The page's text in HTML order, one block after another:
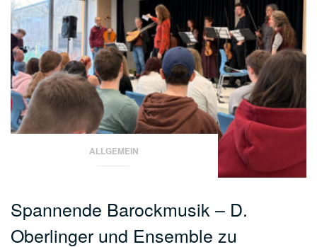
ALLGEMEIN
Spannende Barockmusik – D.
Oberlinger und Ensemble zu